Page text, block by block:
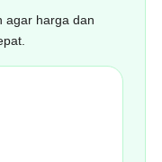
agar harga dan